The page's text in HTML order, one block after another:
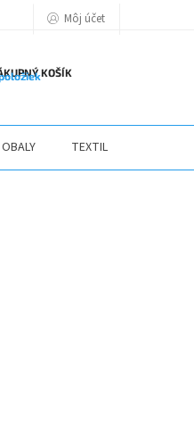
ÚDAJOV
Môj účet
KOŠÍK
TEXTIL